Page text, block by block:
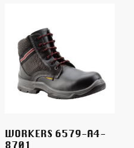
WORKERS 6579-A4-
8701